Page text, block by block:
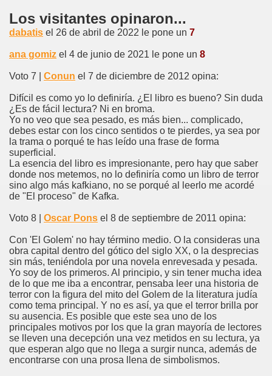
Los visitantes opinaron...
dabatis el 26 de abril de 2022 le pone un 7
ana gomiz el 4 de junio de 2021 le pone un 8
Voto 7 | Conun el 7 de diciembre de 2012 opina:
Difícil es como yo lo definiría. ¿El libro es bueno? Sin duda
¿Es de fácil lectura? Ni en broma.
Yo no veo que sea pesado, es más bien... complicado,
debes estar con los cinco sentidos o te pierdes, ya sea por
la trama o porqué te has leído una frase de forma
superficial.
La esencia del libro es impresionante, pero hay que saber
donde nos metemos, no lo definiría como un libro de terror
sino algo más kafkiano, no se porqué al leerlo me acordé
de "El proceso" de Kafka.
Voto 8 | Oscar Pons el 8 de septiembre de 2011 opina:
Con 'El Golem' no hay término medio. O la consideras una
obra capital dentro del gótico del siglo XX, o la desprecias
sin más, teniéndola por una novela enrevesada y pesada.
Yo soy de los primeros. Al principio, y sin tener mucha idea
de lo que me iba a encontrar, pensaba leer una historia de
terror con la figura del mito del Golem de la literatura judía
como tema principal. Y no es así, ya que el terror brilla por
su ausencia. Es posible que este sea uno de los
principales motivos por los que la gran mayoría de lectores
se lleven una decepción una vez metidos en su lectura, ya
que esperan algo que no llega a surgir nunca, además de
encontrarse con una prosa llena de simbolismos.